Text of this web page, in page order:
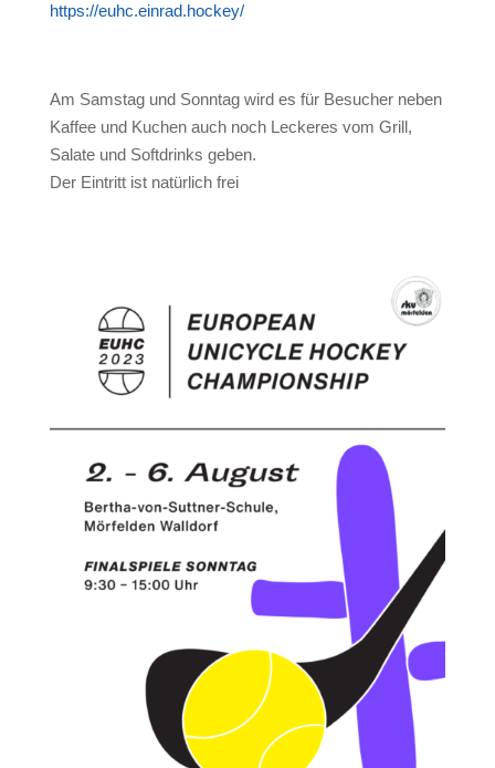
https://euhc.einrad.hockey/
Am Samstag und Sonntag wird es für Besucher neben
Kaffee und Kuchen auch noch Leckeres vom Grill,
Salate und Softdrinks geben.
Der Eintritt ist natürlich frei